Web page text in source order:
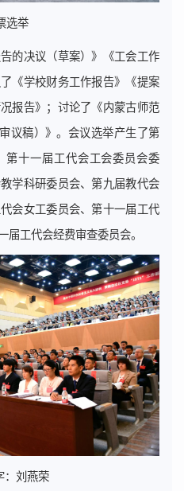
选举
的决议（草案）》《工会工作
《学校财务工作报告》《提案
报告》；讨论了《内蒙古师范
议稿）》。会议选举产生了第
第十一届工代会工会委员会委
学科研委员会、第九届教代会
会女工委员会、第十一届工代
届工代会经费审查委员会。
：刘燕荣